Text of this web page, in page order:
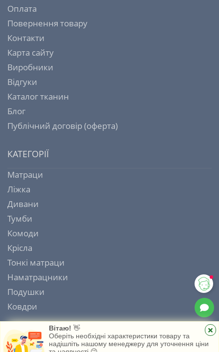
Вітаю! 👋
Оберіть необхідні характеристики товару та
надішліть нашому менеджеру для уточнення ціни
Оплата
Повернення товару
Контакти
Карта сайту
Виробники
Відгуки
Каталог тканин
Блог
Публічний договір (оферта)
КАТЕГОРІЇ
Матраци
Ліжка
Дивани
Тумби
Комоди
Крісла
Тонкі матраци
Наматрацники
Подушки
Ковдри
ІНТЕРНЕТ МАГАЗИН МАТРАЦІВ MATRAS HOUSE 2006 - 2026